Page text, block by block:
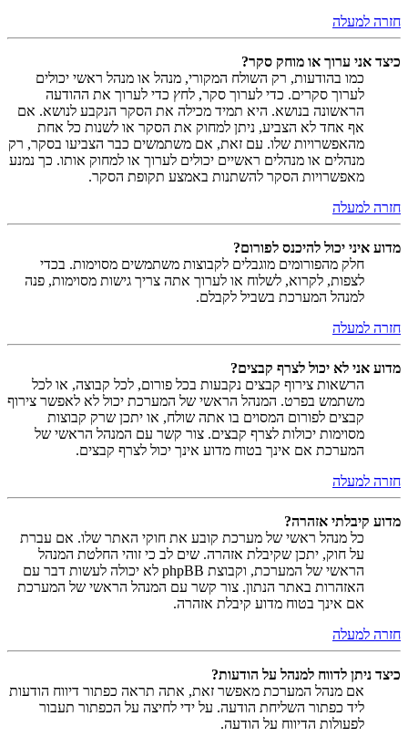
חזרה למעלה
כיצד אני ערוך או מוחק סקר?
כמו בהודעות, רק השולח המקורי, מנהל או מנהל ראשי יכולים
לערוך סקרים. כדי לערוך סקר, לחץ כדי לערוך את ההודעה
הראשונה בנושא. היא תמיד מכילה את הסקר הנקבע לנושא. אם
אף אחד לא הצביע, ניתן למחוק את הסקר או לשנות כל אחת
מהאפשרויות שלו. עם זאת, אם משתמשים כבר הצביעו בסקר, רק
מנהלים או מנהלים ראשיים יכולים לערוך או למחוק אותו. כך נמנע
מאפשרויות הסקר להשתנות באמצע תקופת הסקר.
חזרה למעלה
מדוע איני יכול להיכנס לפורום?
חלק מהפורומים מוגבלים לקבוצות משתמשים מסוימות. בכדי
לצפות, לקרוא, לשלוח או לערוך אתה צריך גישות מסוימות, פנה
למנהל המערכת בשביל לקבלם.
חזרה למעלה
מדוע אני לא יכול לצרף קבצים?
הרשאות צירוף קבצים נקבעות בכל פורום, לכל קבוצה, או לכל
משתמש בפרט. המנהל הראשי של המערכת יכול לא לאפשר צירוף
קבצים לפורום המסוים בו אתה שולח, או יתכן שרק קבוצות
מסוימות יכולות לצרף קבצים. צור קשר עם המנהל הראשי של
המערכת אם אינך בטוח מדוע אינך יכול לצרף קבצים.
חזרה למעלה
מדוע קיבלתי אזהרה?
כל מנהל ראשי של מערכת קובע את חוקי האתר שלו. אם עברת
על חוק, יתכן שקיבלת אזהרה. שים לב כי זוהי החלטת המנהל
הראשי של המערכת, וקבוצת phpBB לא יכולה לעשות דבר עם
האזהרות באתר הנתון. צור קשר עם המנהל הראשי של המערכת
אם אינך בטוח מדוע קיבלת אזהרה.
חזרה למעלה
כיצד ניתן לדווח למנהל על הודעות?
אם מנהל המערכת מאפשר זאת, אתה תראה כפתור דיווח הודעות
ליד כפתור השליחת הודעה. על ידי לחיצה על הכפתור תעבור
לפעולות הדיווח על הודעה.